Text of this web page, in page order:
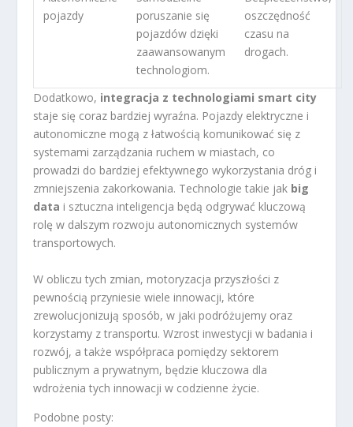
pojazdy
poruszanie się
pojazdów dzięki
zaawansowanym
technologiom.
oszczędność
czasu na
drogach.
Dodatkowo, integracja z technologiami smart city
staje się coraz bardziej wyraźna. Pojazdy elektryczne i
autonomiczne mogą z łatwością komunikować się z
systemami zarządzania ruchem w miastach, co
prowadzi do bardziej efektywnego wykorzystania dróg i
zmniejszenia zakorkowania. Technologie takie jak big
data i sztuczna inteligencja będą odgrywać kluczową
rolę w dalszym rozwoju autonomicznych systemów
transportowych.
W obliczu tych zmian, motoryzacja przyszłości z
pewnością przyniesie wiele innowacji, które
zrewolucjonizują sposób, w jaki podróżujemy oraz
korzystamy z transportu. Wzrost inwestycji w badania i
rozwój, a także współpraca pomiędzy sektorem
publicznym a prywatnym, będzie kluczowa dla
wdrożenia tych innowacji w codzienne życie.
Podobne posty: